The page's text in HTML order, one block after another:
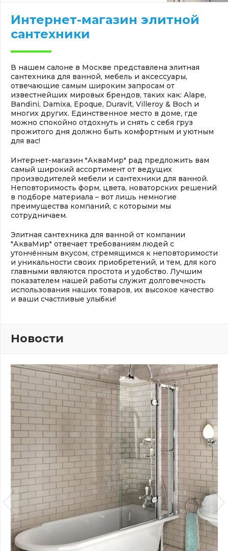
Интернет-магазин элитной
сантехники
В нашем салоне в Москве представлена элитная
сантехника для ванной, мебель и аксессуары,
отвечающие самым широким запросам от
известнейших мировых брендов, таких как: Alape,
Bandini, Damixa, Epoque, Duravit, Villeroy & Boch и
многих других. Единственное место в доме, где
можно спокойно отдохнуть и снять с себя груз
прожитого дня должно быть комфортным и уютным
для вас!
Интернет-магазин "АкваМир" рад предложить вам
самый широкий ассортимент от ведущих
производителей мебели и сантехники для ванной.
Неповторимость форм, цвета, новаторских решений
в подборе материала – вот лишь немногие
преимущества компаний, с которыми мы
сотрудничаем.
Элитная сантехника для ванной от компании
"АкваМир" отвечает требованиям людей с
утончённым вкусом, стремящимся к неповторимости
и уникальности своих приобретений, и тем, для кого
главными являются простота и удобство. Лучшим
показателем нашей работы служит долговечность
использования наших товаров, их высокое качество
и ваши счастливые улыбки!
Новости